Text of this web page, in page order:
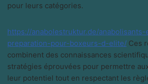
pour leurs catégories.
https://anabolestruktur.de/
preparation-pour-boxeurs-d-elite/ Ces
combinent des connaissances
stratégies éprouvées pour permettre
leur potentiel tout en respectant les